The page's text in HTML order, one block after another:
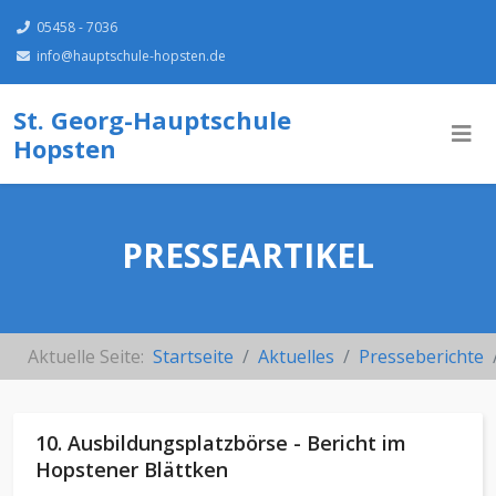
05458 - 7036
info@hauptschule-hopsten.de
St. Georg-Hauptschule
Hopsten
PRESSEARTIKEL
Aktuelle Seite: Startseite Aktuelles Presseberichte
10. Ausbildungsplatzbörse - Bericht im
Hopstener Blättken